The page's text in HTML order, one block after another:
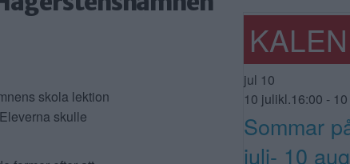
skola lektion
skulle
jul 10
10 julikl.16:00 -
Sommar
juli- 10